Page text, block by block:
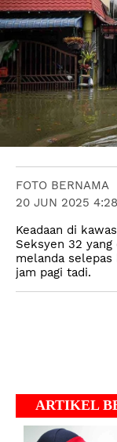
FOTO BERNAMA
20 JUN 2025
Keadaan di
Seksyen 32
melanda
jam pagi tadi.
ARTIKEL